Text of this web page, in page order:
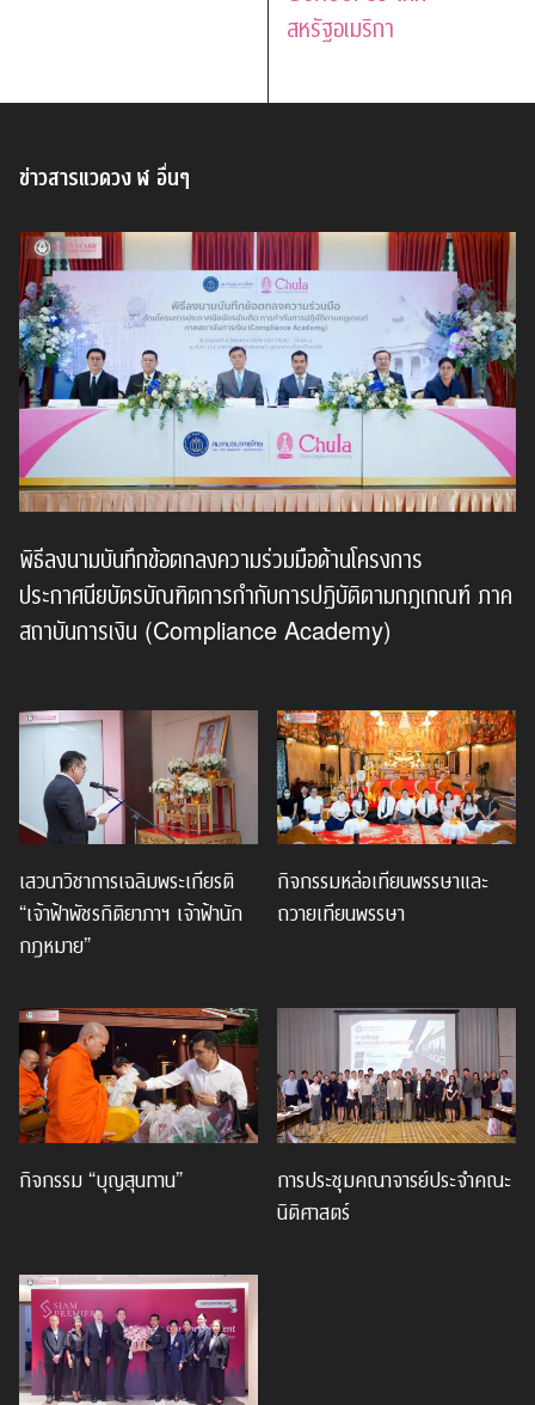
สหรัฐอเมริกา
ข่าวสารแวดวง ฬ อื่นๆ
พิธีลงนามบันทึกข้อตกลงความร่วมมือด้านโครงการ
ประกาศนียบัตรบัณฑิตการกำกับการปฏิบัติตามกฎเกณฑ์ ภาค
สถาบันการเงิน (Compliance Academy)
เสวนาวิชาการเฉลิมพระเกียรติ
“เจ้าฟ้าพัชรกิติยาภาฯ เจ้าฟ้านัก
กฎหมาย”
กิจกรรมหล่อเทียนพรรษาและ
ถวายเทียนพรรษา
กิจกรรม “บุญสุนทาน”
การประชุมคณาจารย์ประจำคณะ
นิติศาสตร์